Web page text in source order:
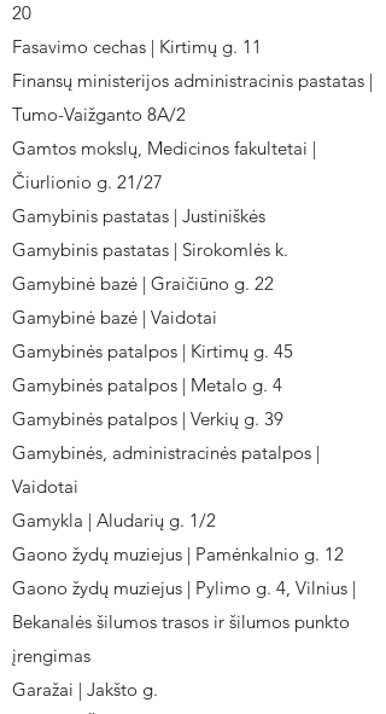
20
Fasavimo cechas | Kirtimų g. 11
Finansų ministerijos administracinis pastatas |
Tumo-Vaižganto 8A/2
Gamtos mokslų, Medicinos fakultetai |
Čiurlionio g. 21/27
Gamybinis pastatas | Justiniškės
Gamybinis pastatas | Sirokomlės k.
Gamybinė bazė | Graičiūno g. 22
Gamybinė bazė | Vaidotai
Gamybinės patalpos | Kirtimų g. 45
Gamybinės patalpos | Metalo g. 4
Gamybinės patalpos | Verkių g. 39
Gamybinės, administracinės patalpos |
Vaidotai
Gamykla | Aludarių g. 1/2
Gaono žydų muziejus | Pamėnkalnio g. 12
Gaono žydų muziejus | Pylimo g. 4, Vilnius |
Bekanalės šilumos trasos ir šilumos punkto
įrengimas
Garažai | Jakšto g.